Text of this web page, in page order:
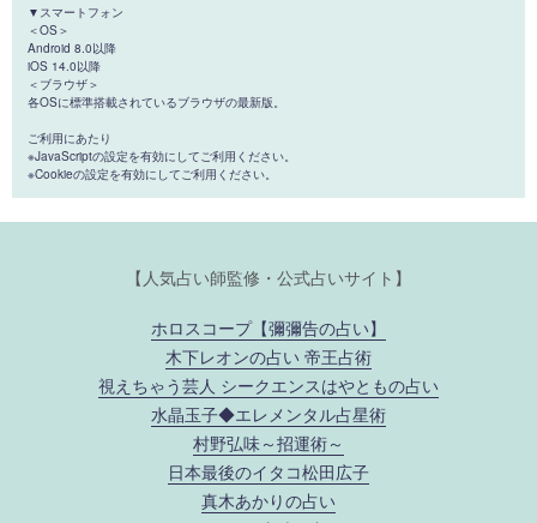
▼スマートフォン
＜OS＞
Android 8.0以降
iOS 14.0以降
＜ブラウザ＞
各OSに標準搭載されているブラウザの最新版。
ご利用にあたり
※JavaScriptの設定を有効にしてご利用ください。
※Cookieの設定を有効にしてご利用ください。
【人気占い師監修・公式占いサイト】
ホロスコープ【彌彌告の占い】
木下レオンの占い 帝王占術
視えちゃう芸人 シークエンスはやともの占い
水晶玉子◆エレメンタル占星術
村野弘味～招運術～
日本最後のイタコ松田広子
真木あかりの占い